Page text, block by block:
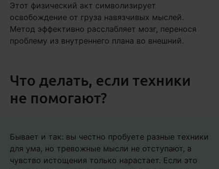
Этот физический акт символизирует
освобождение от груза навязчивых мыслей.
Метод эффективно расслабляет мозг, перенося
проблему из внутреннего плана во внешний.
Что делать, если техники
не помогают?
Бывает и так: вы честно пробуете разные техники
для ума, но тревожные мысли не отступают, а
чувство истощения только нарастает. Если это